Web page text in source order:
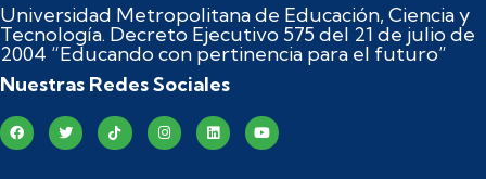
Universidad Metropolitana de Educación, Ciencia y
Tecnología. Decreto Ejecutivo 575 del 21 de julio de
2004 “Educando con pertinencia para el futuro”
Nuestras Redes Sociales